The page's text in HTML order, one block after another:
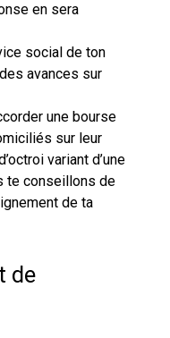
en sera
social de ton
avances sur
une bourse
sur leur
variant d’une
te conseillons de
de ta
de